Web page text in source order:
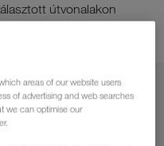
útvonalakon
areas of our website users
of advertising and web searches
we can optimise our